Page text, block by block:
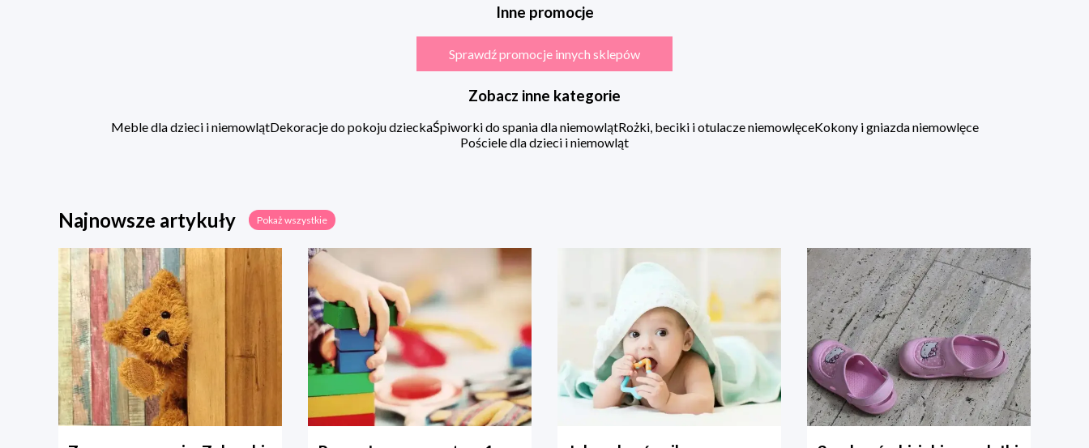
Inne promocje
Sprawdź promocje innych sklepów
Zobacz inne kategorie
Meble dla dzieci i niemowlątDekoracje do pokoju dzieckaŚpiworki do spania dla niemowlątRożki, beciki i otulacze niemowlęceKokony i gniazda niemowlęce
Pościele dla dzieci i niemowląt
Najnowsze artykuły Pokaż wszystkie